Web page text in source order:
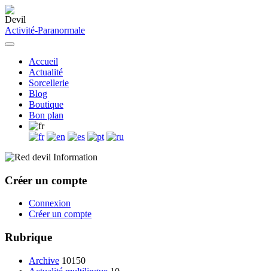
Activité-Paranormale
Accueil
Actualité
Sorcellerie
Blog
Boutique
Bon plan
Information
Créer un compte
Connexion
Créer un compte
Rubrique
Archive 10150